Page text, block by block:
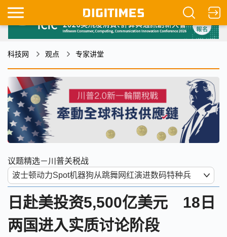
科技网 观点 专家讲堂
议题精选－川普关税战
日赴美投资5,500亿美元 18日
两国进入实质讨论阶段